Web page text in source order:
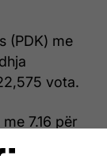
(PDK) me
vota.
7.16 për
për qind të